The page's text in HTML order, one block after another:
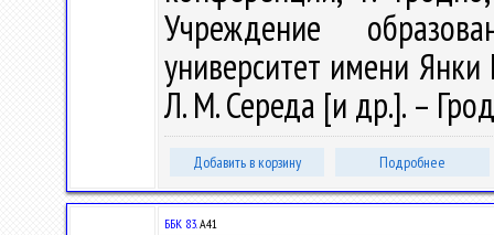
Учреждение
университет имени
Л. М. Середа [и др.]. –
Добавить в корзину Подробнее
ББК 83.А41